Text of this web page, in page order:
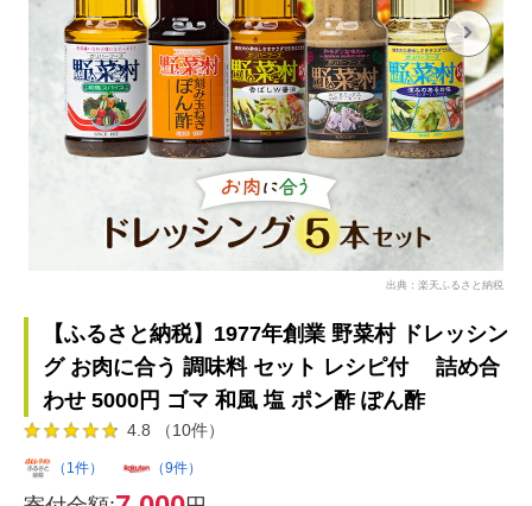
出典：楽天ふるさと納税
【ふるさと納税】1977年創業 野菜村 ドレッシン
グ お肉に合う 調味料 セット レシピ付 詰め合
わせ 5000円 ゴマ 和風 塩 ポン酢 ぽん酢
4.8 （10件）
（1件） （9件）